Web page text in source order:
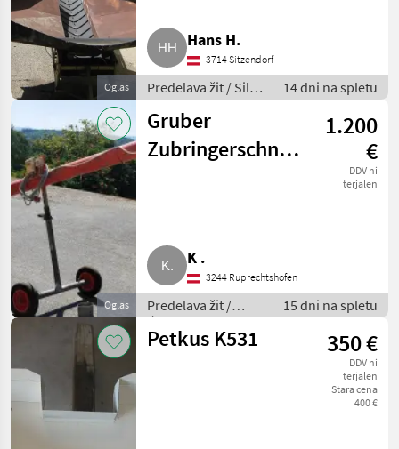
Oglas
Hans H.
3714 Sitzendorf
Predelava žit / Silos
za žita
14 dni na spletu
Oglas
Gruber
Zubringerschnecke,
1.200
€
DDV ni
terjalen
K .
3244 Ruprechtshofen
Predelava žit /
Ćistilec žit
15 dni na spletu
Petkus K531 350 €
DDV ni
terjalen
Stara cena
400 €